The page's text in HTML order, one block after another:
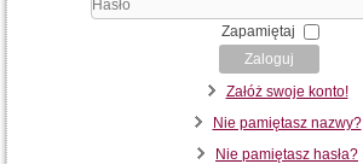
Zapamiętaj
Zaloguj
Załóż swoje konto!
Nie pamiętasz nazwy?
Nie pamiętasz hasła?